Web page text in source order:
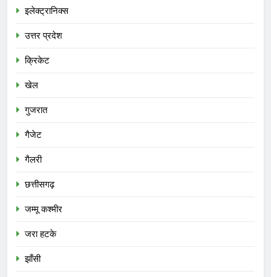
इलेक्ट्रानिक्स
उत्तर प्रदेश
क्रिकेट
खेल
गुजरात
गैजेट
गैलरी
छत्तीसगढ़
जम्मू कश्मीर
जरा हटके
झाँसी